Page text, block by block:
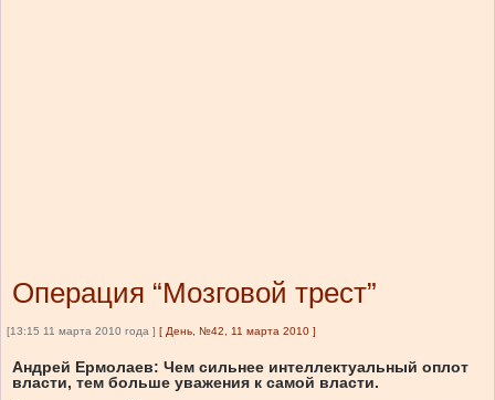
Операция “Мозговой трест”
[13:15 11 марта 2010 года ] [ День, №42, 11 марта 2010 ]
Андрей Ермолаев: Чем сильнее интеллектуальный оплот
власти, тем больше уважения к самой власти.